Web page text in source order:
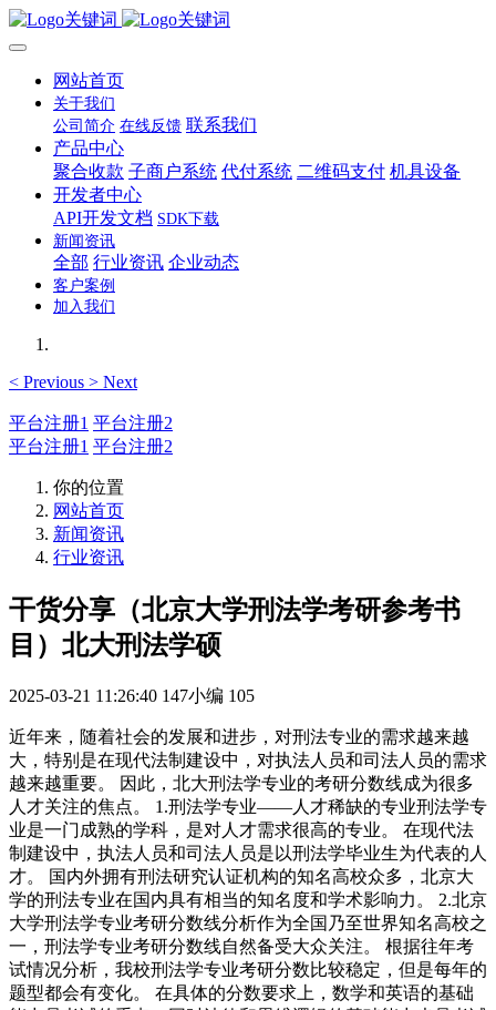
网站首页
关于我们
公司简介 在线反馈 联系我们
产品中心
聚合收款 子商户系统 代付系统 二维码支付 机具设备
开发者中心
API开发文档 SDK下载
新闻资讯
全部 行业资讯 企业动态
客户案例
加入我们
< Previous > Next
平台注册1 平台注册2
平台注册1 平台注册2
你的位置
网站首页
新闻资讯
行业资讯
干货分享（北京大学刑法学考研参考书
目）北大刑法学硕
2025-03-21 11:26:40 147小编 105
近年来，随着社会的发展和进步，对刑法专业的需求越来越
大，特别是在现代法制建设中，对执法人员和司法人员的需求
越来越重要。 因此，北大刑法学专业的考研分数线成为很多
人才关注的焦点。 1.刑法学专业——人才稀缺的专业刑法学专
业是一门成熟的学科，是对人才需求很高的专业。 在现代法
制建设中，执法人员和司法人员是以刑法学毕业生为代表的人
才。 国内外拥有刑法研究认证机构的知名高校众多，北京大
学的刑法专业在国内具有相当的知名度和学术影响力。 2.北京
大学刑法学专业考研分数线分析作为全国乃至世界知名高校之
一，刑法学专业考研分数线自然备受大众关注。 根据往年考
试情况分析，我校刑法学专业考研分数比较稳定，但是每年的
题型都会有变化。 在具体的分数要求上，数学和英语的基础